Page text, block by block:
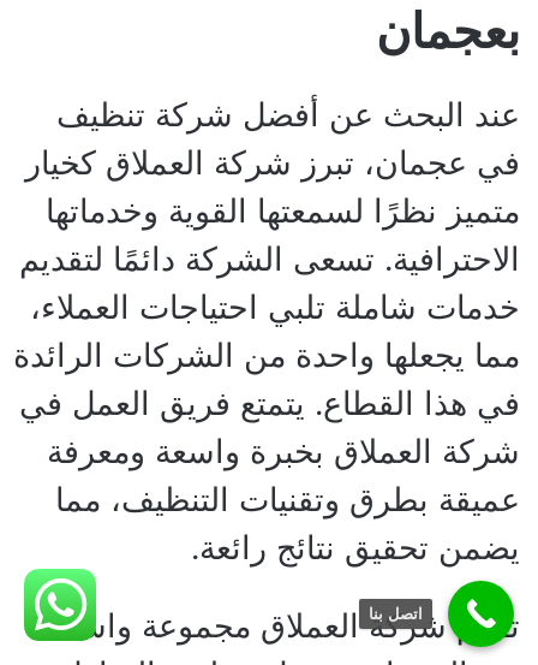
بعجمان
عند البحث عن أفضل شركة تنظيف
في عجمان، تبرز شركة العملاق كخيار
متميز نظرًا لسمعتها القوية وخدماتها
الاحترافية. تسعى الشركة دائمًا لتقديم
خدمات شاملة تلبي احتياجات العملاء،
مما يجعلها واحدة من الشركات الرائدة
في هذا القطاع. يتمتع فريق العمل في
شركة العملاق بخبرة واسعة ومعرفة
عميقة بطرق وتقنيات التنظيف، مما
يضمن تحقيق نتائج رائعة.
تقدم شركة العملاق مجموعة واسعة
اتصل بنا